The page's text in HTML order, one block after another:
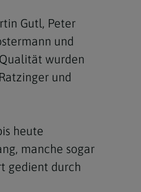
Gutl, Peter
und
wurden
und
heute
manche sogar
gedient durch